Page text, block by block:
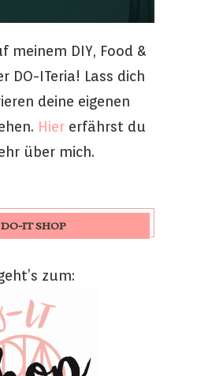
meinem DIY, Food &
DO-ITeria! Lass dich
deine eigenen
Hier erfährst du
über mich.
IT SHOP
zum: